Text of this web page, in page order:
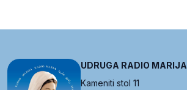
UDRUGA RADIO MARIJA
Kameniti stol 11